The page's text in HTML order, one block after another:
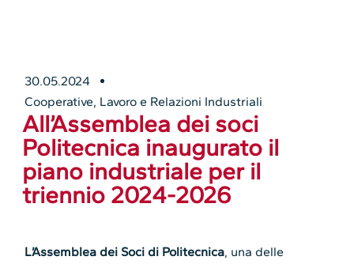
30.05.2024
Cooperative, Lavoro e Relazioni Industriali
All’Assemblea dei soci
Politecnica inaugurato il
piano industriale per il
triennio 2024-2026
L’Assemblea dei Soci di Politecnica, una delle